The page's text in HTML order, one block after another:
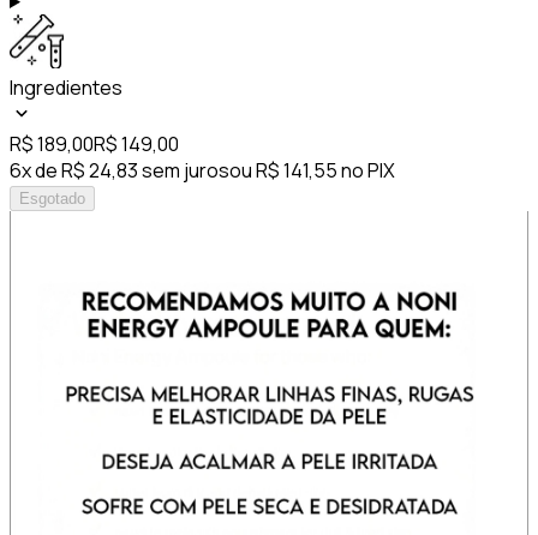
Ingredientes
R$ 189,00R$ 149,00
6x de R$ 24,83 sem jurosou R$ 141,55 no PIX
Esgotado